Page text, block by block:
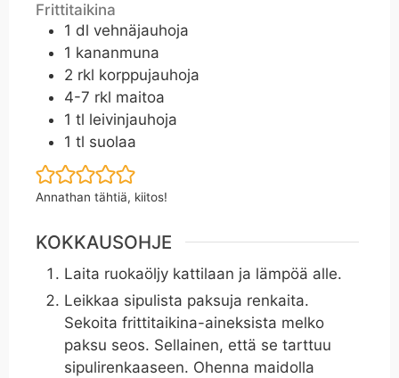
Frittitaikina
1 dl vehnäjauhoja
1 kananmuna
2 rkl korppujauhoja
4-7 rkl maitoa
1 tl leivinjauhoja
1 tl suolaa
Annathan tähtiä, kiitos!
KOKKAUSOHJE
Laita ruokaöljy kattilaan ja lämpöä alle.
Leikkaa sipulista paksuja renkaita.
Sekoita frittitaikina-aineksista melko
paksu seos. Sellainen, että se tarttuu
sipulirenkaaseen. Ohenna maidolla